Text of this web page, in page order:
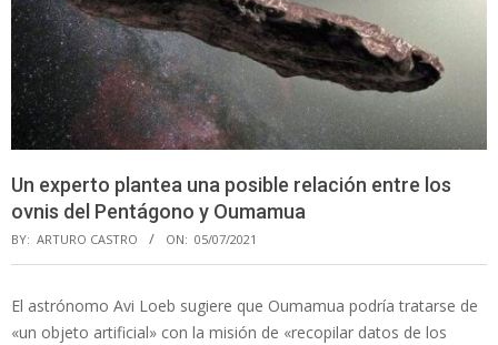
Un experto plantea una posible relación entre los
ovnis del Pentágono y Oumamua
BY: ARTURO CASTRO ON: 05/07/2021
El astrónomo Avi Loeb sugiere que Oumamua podría tratarse de
«un objeto artificial» con la misión de «recopilar datos de los